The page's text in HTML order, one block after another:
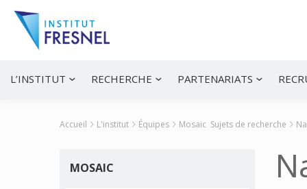
à
navigation
principale
au
contenu
principal
à
barre
latérale
Institut
innovation
en
L’INSTITUT RECHERCHE PARTENARIATS
Accueil L'institut Équipes Mosaic Sujets de recherche
MOSAIC